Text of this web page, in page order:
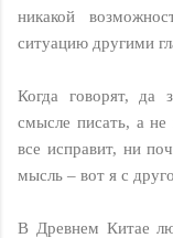
никакой
ситуацию другими
Когда говорят, да
смысле писать, а
все исправит, ни
мысль – вот я с
В Древнем Китае